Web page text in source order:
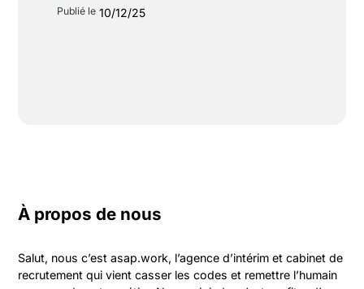
Publié le 10/12/25
À propos de nous
Salut, nous c’est asap.work, l’agence d’intérim et cabinet de
recrutement qui vient casser les codes et remettre l’humain